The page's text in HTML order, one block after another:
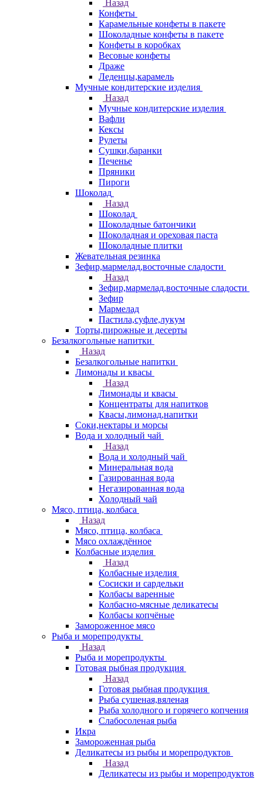
Назад
Конфеты
Карамельные конфеты в пакете
Шоколадные конфеты в пакете
Конфеты в коробках
Весовые конфеты
Драже
Леденцы,карамель
Мучные кондитерские изделия
Назад
Мучные кондитерские изделия
Вафли
Кексы
Рулеты
Сушки,баранки
Печенье
Пряники
Пироги
Шоколад
Назад
Шоколад
Шоколадные батончики
Шоколадная и ореховая паста
Шоколадные плитки
Жевательная резинка
Зефир,мармелад,восточные сладости
Назад
Зефир,мармелад,восточные сладости
Зефир
Мармелад
Пастила,суфле,лукум
Торты,пирожные и десерты
Безалкогольные напитки
Назад
Безалкогольные напитки
Лимонады и квасы
Назад
Лимонады и квасы
Концентраты для напитков
Квасы,лимонад,напитки
Соки,нектары и морсы
Вода и холодный чай
Назад
Вода и холодный чай
Минеральная вода
Газированная вода
Негазированная вода
Холодный чай
Мясо, птица, колбаса
Назад
Мясо, птица, колбаса
Мясо охлаждённое
Колбасные изделия
Назад
Колбасные изделия
Сосиски и сардельки
Колбасы варенные
Колбасно-мясные деликатесы
Колбасы копчёные
Замороженное мясо
Рыба и морепродукты
Назад
Рыба и морепродукты
Готовая рыбная продукция
Назад
Готовая рыбная продукция
Рыба сушеная,вяленая
Рыба холодного и горячего копчения
Слабосоленая рыба
Икра
Замороженная рыба
Деликатесы из рыбы и морепродуктов
Назад
Деликатесы из рыбы и морепродуктов